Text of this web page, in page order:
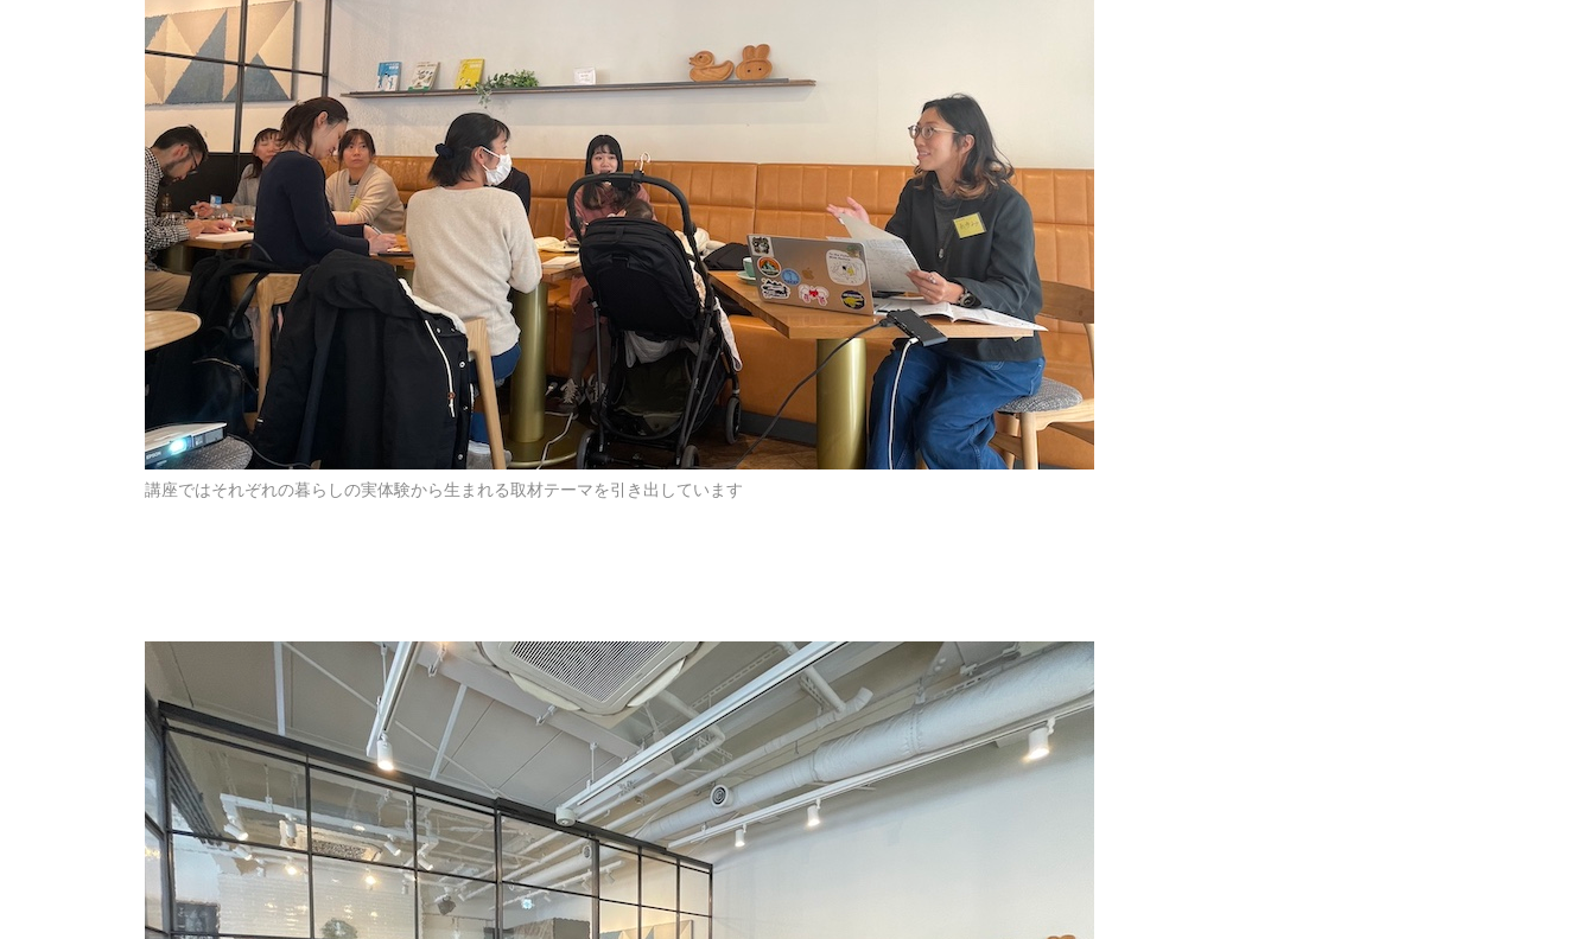
講座ではそれぞれの暮らしの実体験から生まれる取材テーマを引き出しています